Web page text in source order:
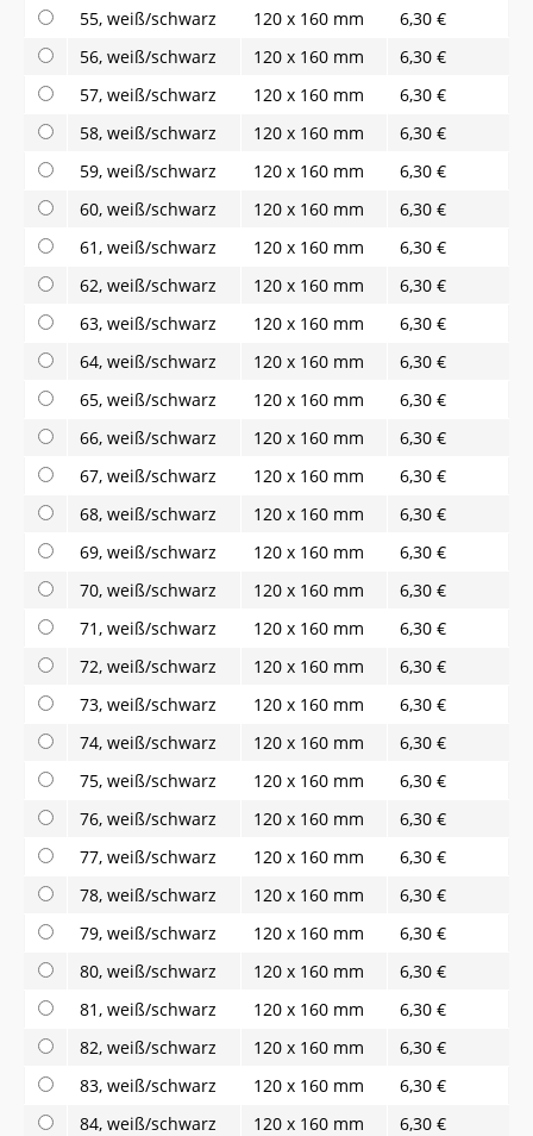
55, weiß/schwarz
120 x 160 mm
6,30 €
56, weiß/schwarz
120 x 160 mm
6,30 €
57, weiß/schwarz
120 x 160 mm
6,30 €
58, weiß/schwarz
120 x 160 mm
6,30 €
59, weiß/schwarz
120 x 160 mm
6,30 €
60, weiß/schwarz
120 x 160 mm
6,30 €
61, weiß/schwarz
120 x 160 mm
6,30 €
62, weiß/schwarz
120 x 160 mm
6,30 €
63, weiß/schwarz
120 x 160 mm
6,30 €
64, weiß/schwarz
120 x 160 mm
6,30 €
65, weiß/schwarz
120 x 160 mm
6,30 €
66, weiß/schwarz
120 x 160 mm
6,30 €
67, weiß/schwarz
120 x 160 mm
6,30 €
68, weiß/schwarz
120 x 160 mm
6,30 €
69, weiß/schwarz
120 x 160 mm
6,30 €
70, weiß/schwarz
120 x 160 mm
6,30 €
71, weiß/schwarz
120 x 160 mm
6,30 €
72, weiß/schwarz
120 x 160 mm
6,30 €
73, weiß/schwarz
120 x 160 mm
6,30 €
74, weiß/schwarz
120 x 160 mm
6,30 €
75, weiß/schwarz
120 x 160 mm
6,30 €
76, weiß/schwarz
120 x 160 mm
6,30 €
77, weiß/schwarz
120 x 160 mm
6,30 €
78, weiß/schwarz
120 x 160 mm
6,30 €
79, weiß/schwarz
120 x 160 mm
6,30 €
80, weiß/schwarz
120 x 160 mm
6,30 €
81, weiß/schwarz
120 x 160 mm
6,30 €
82, weiß/schwarz
120 x 160 mm
6,30 €
83, weiß/schwarz
120 x 160 mm
6,30 €
84, weiß/schwarz
120 x 160 mm
6,30 €